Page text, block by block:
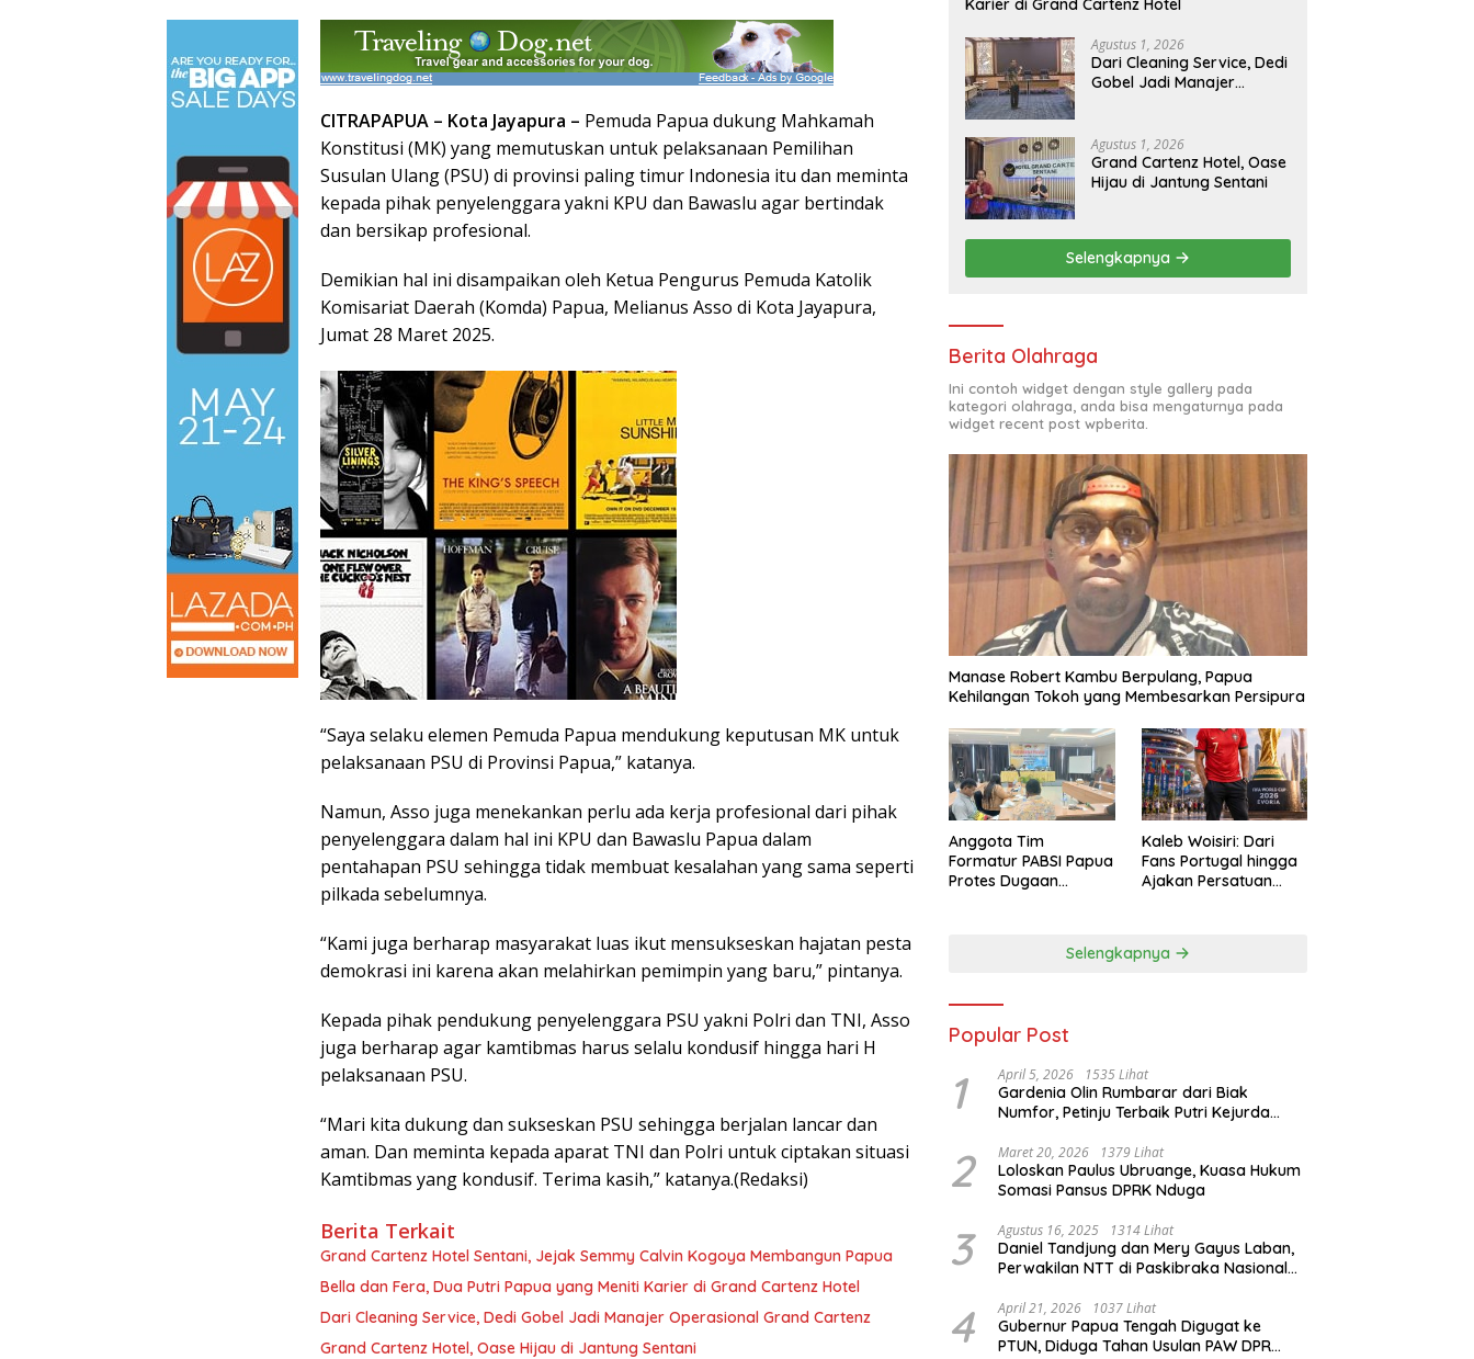
CITRAPAPUA – Kota Jayapura – Pemuda Papua dukung Mahkamah
Konstitusi (MK) yang memutuskan untuk pelaksanaan Pemilihan
Susulan Ulang (PSU) di provinsi paling timur Indonesia itu dan meminta
kepada pihak penyelenggara yakni KPU dan Bawaslu agar bertindak
dan bersikap profesional.
Demikian hal ini disampaikan oleh Ketua Pengurus Pemuda Katolik
Komisariat Daerah (Komda) Papua, Melianus Asso di Kota Jayapura,
Jumat 28 Maret 2025.
“Saya selaku elemen Pemuda Papua mendukung keputusan MK untuk
pelaksanaan PSU di Provinsi Papua,” katanya.
Namun, Asso juga menekankan perlu ada kerja profesional dari pihak
penyelenggara dalam hal ini KPU dan Bawaslu Papua dalam
pentahapan PSU sehingga tidak membuat kesalahan yang sama seperti
pilkada sebelumnya.
“Kami juga berharap masyarakat luas ikut mensukseskan hajatan pesta
demokrasi ini karena akan melahirkan pemimpin yang baru,” pintanya.
Kepada pihak pendukung penyelenggara PSU yakni Polri dan TNI, Asso
juga berharap agar kamtibmas harus selalu kondusif hingga hari H
pelaksanaan PSU.
“Mari kita dukung dan sukseskan PSU sehingga berjalan lancar dan
aman. Dan meminta kepada aparat TNI dan Polri untuk ciptakan situasi
Kamtibmas yang kondusif. Terima kasih,” katanya.(Redaksi)
Berita Terkait
Grand Cartenz Hotel Sentani, Jejak Semmy Calvin Kogoya Membangun Papua
Bella dan Fera, Dua Putri Papua yang Meniti Karier di Grand Cartenz Hotel
Dari Cleaning Service, Dedi Gobel Jadi Manajer Operasional Grand Cartenz
Grand Cartenz Hotel, Oase Hijau di Jantung Sentani
Karier di Grand Cartenz Hotel
Agustus 1, 2026
Dari Cleaning Service, Dedi
Gobel Jadi Manajer
Agustus 1, 2026
Grand Cartenz Hotel, Oase
Hijau di Jantung Sentani
Selengkapnya
Berita Olahraga
Ini contoh widget dengan style gallery pada
kategori olahraga, anda bisa mengaturnya pada
widget recent post wpberita.
Manase Robert Kambu Berpulang, Papua
Kehilangan Tokoh yang Membesarkan Persipura
Anggota Tim
Formatur PABSI Papua
Protes Dugaan
Kaleb Woisiri: Dari
Fans Portugal hingga
Ajakan Persatuan
Selengkapnya
Popular Post
1 April 5, 2026 1535 Lihat
Gardenia Olin Rumbarar dari Biak
Numfor, Petinju Terbaik Putri Kejurda
2 Maret 20, 2026 1379 Lihat
Loloskan Paulus Ubruange, Kuasa Hukum
Somasi Pansus DPRK Nduga
3 Agustus 16, 2025 1314 Lihat
Daniel Tandjung dan Mery Gayus Laban,
Perwakilan NTT di Paskibraka Nasional
4 April 21, 2026 1037 Lihat
Gubernur Papua Tengah Digugat ke
PTUN, Diduga Tahan Usulan PAW DPR